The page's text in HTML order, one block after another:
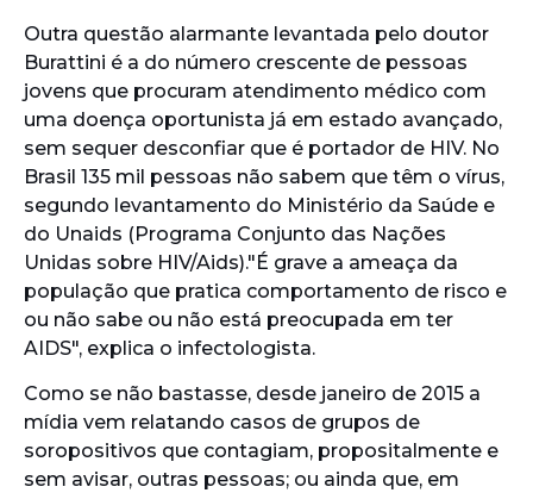
Outra questão alarmante levantada pelo doutor
Burattini é a do número crescente de pessoas
jovens que procuram atendimento médico com
uma doença oportunista já em estado avançado,
sem sequer desconfiar que é portador de HIV. No
Brasil 135 mil pessoas não sabem que têm o vírus,
segundo levantamento do Ministério da Saúde e
do Unaids (Programa Conjunto das Nações
Unidas sobre HIV/Aids)."É grave a ameaça da
população que pratica comportamento de risco e
ou não sabe ou não está preocupada em ter
AIDS", explica o infectologista.
Como se não bastasse, desde janeiro de 2015 a
mídia vem relatando casos de grupos de
soropositivos que contagiam, propositalmente e
sem avisar, outras pessoas; ou ainda que, em